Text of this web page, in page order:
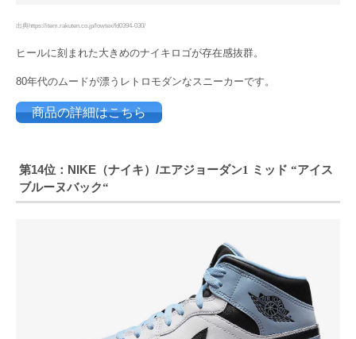
出典https://item.rakuten.co.jp/lowtex/fd0394-030/
ヒールに刻まれた大きめのナイキロゴが存在感抜群。
80年代のムードが漂うレトロモダンなスニーカーです。
商品の詳細はこちら
第14位：NIKE（ナイキ）/エアジョーダン1 ミッド “アイス
ブルーヌバック“